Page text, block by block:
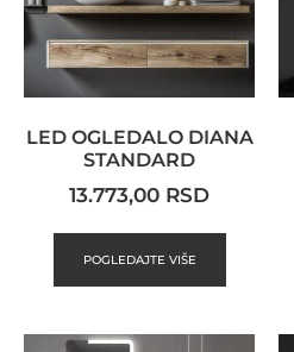
LED OGLEDALO DIANA
STANDARD
13.773,00 RSD
POGLEDAJTE VIŠE